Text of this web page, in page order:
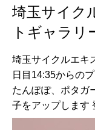
埼玉サイク
トギャラリ
埼玉サイクルエキ
日目14:35からの
たんぽぽ、ポタガ
子をアップします